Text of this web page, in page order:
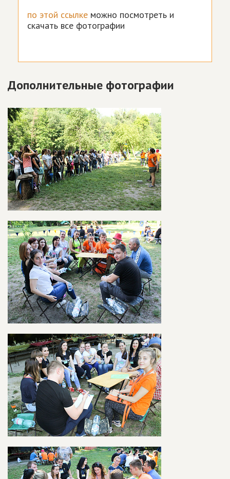
по этой ссылке можно посмотреть и
скачать все фотографии
Дополнительные фотографии